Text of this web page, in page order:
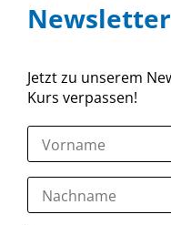
Newsletter
Jetzt zu unserem
Kurs verpassen!